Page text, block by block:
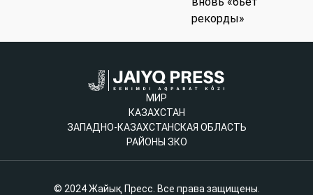
рекорды»
МИР
КАЗАХСТАН
ЗАПАДНО-КАЗАХСТАНСКАЯ ОБЛАСТЬ
РАЙОНЫ ЗКО
© 2024 Жайық Пресс. Все права защищены.